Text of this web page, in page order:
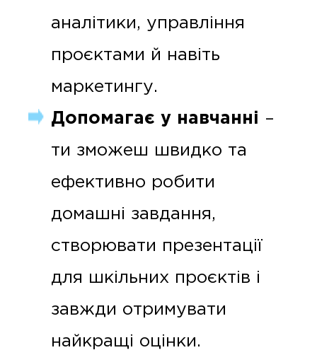
аналітики, управління
проєктами й навіть
маркетингу.
Допомагає у навчанні –
ти зможеш швидко та
ефективно робити
домашні завдання,
створювати презентації
для шкільних проєктів і
завжди отримувати
найкращі оцінки.